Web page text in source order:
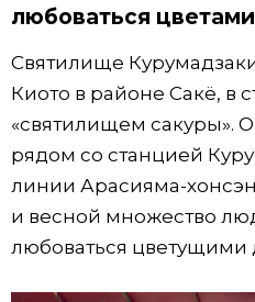
Технологии
любоваться
Святилище
Киото в районе Сакё, в
«святилищем сакуры».
рядом со станцией
линии Арасияма-
и весной множество
любоваться цветущими